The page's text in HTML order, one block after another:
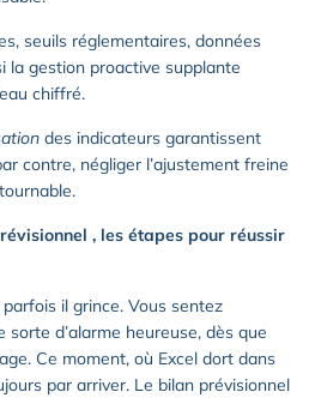
seuils réglementaires, données
la gestion proactive supplante
chiffré.
des indicateurs garantissent
contre, négliger l’ajustement freine
, les étapes pour réussir
il grince. Vous sentez
d’alarme heureuse, dès que
Ce moment, où Excel dort dans
par arriver. Le bilan prévisionnel